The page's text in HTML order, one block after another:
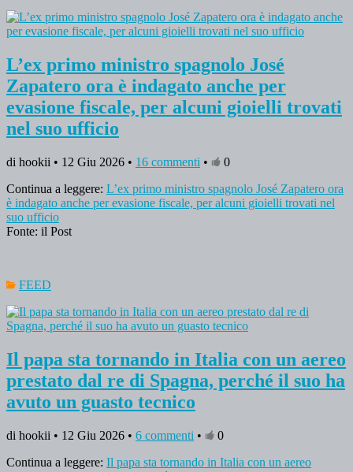
L’ex primo ministro spagnolo José
Zapatero ora è indagato anche per
evasione fiscale, per alcuni gioielli trovati
nel suo ufficio
di hookii • 12 Giu 2026 • 16 commenti •
0
Continua a leggere: L’ex primo ministro spagnolo José Zapatero ora
è indagato anche per evasione fiscale, per alcuni gioielli trovati nel
suo ufficio
Fonte: il Post
FEED
Il papa sta tornando in Italia con un aereo
prestato dal re di Spagna, perché il suo ha
avuto un guasto tecnico
di hookii • 12 Giu 2026 • 6 commenti •
0
Continua a leggere: Il papa sta tornando in Italia con un aereo